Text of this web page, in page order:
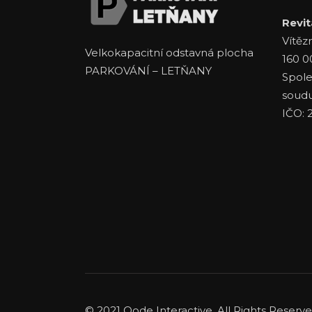
Velkokapacitní odstavná plocha
PARKOVÁNÍ – LETŇANY
160
IČO: